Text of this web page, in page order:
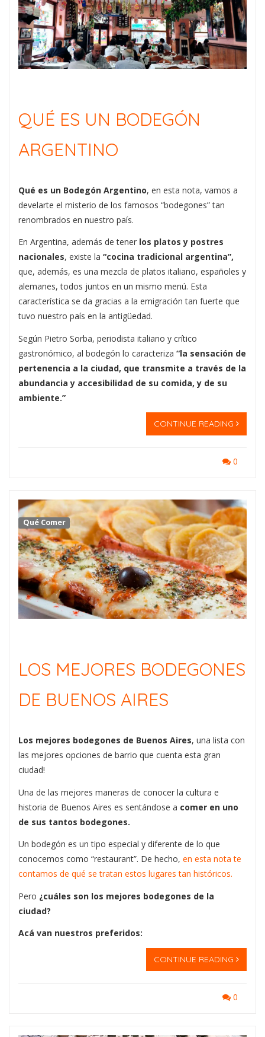
QUÉ ES UN BODEGÓN
ARGENTINO
Qué es un Bodegón Argentino, en esta nota, vamos a
develarte el misterio de los famosos “bodegones” tan
renombrados en nuestro país.
En Argentina, además de tener los platos y postres
nacionales, existe la “cocina tradicional argentina”,
que, además, es una mezcla de platos italiano, españoles y
alemanes, todos juntos en un mismo menú. Esta
característica se da gracias a la emigración tan fuerte que
tuvo nuestro país en la antigüedad.
Según Pietro Sorba, periodista italiano y crítico
gastronómico, al bodegón lo caracteriza “la sensación de
pertenencia a la ciudad, que transmite a través de la
abundancia y accesibilidad de su comida, y de su
ambiente.”
CONTINUE READING
0
Qué Comer
LOS MEJORES BODEGONES
DE BUENOS AIRES
Los mejores bodegones de Buenos Aires, una lista con
las mejores opciones de barrio que cuenta esta gran
ciudad!
Una de las mejores maneras de conocer la cultura e
historia de Buenos Aires es sentándose a comer en uno
de sus tantos bodegones.
Un bodegón es un tipo especial y diferente de lo que
conocemos como “restaurant”. De hecho, en esta nota te
contamos de qué se tratan estos lugares tan históricos.
Pero ¿cuáles son los mejores bodegones de la
ciudad?
Acá van nuestros preferidos:
CONTINUE READING
0